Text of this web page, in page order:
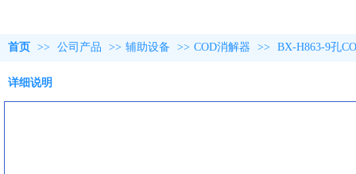
首页 >> 公司产品 >> 辅助设备 >> COD消解器 >> BX-H863-9孔
详细说明